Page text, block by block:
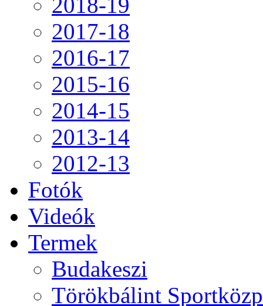
2017-18
2016-17
2015-16
2014-15
2013-14
2012-13
Fotók
Videók
Termek
Budakeszi
Törökbálint